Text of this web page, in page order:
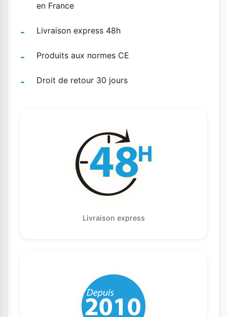
en France
Livraison express 48h
Produits aux normes CE
Droit de retour 30 jours
Livraison express